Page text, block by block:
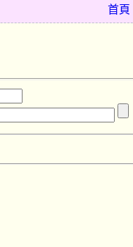
首頁